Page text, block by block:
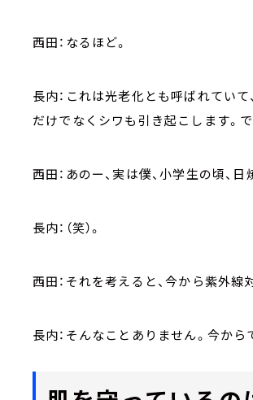
西田：なるほど。
長内：これは光老化とも呼ばれてい
だけでなくシワも引き起こします。
西田：あのー、実は僕、小学生の頃、
長内：（笑）。
西田：それを考えると、今から紫外
長内：そんなことありません。今か